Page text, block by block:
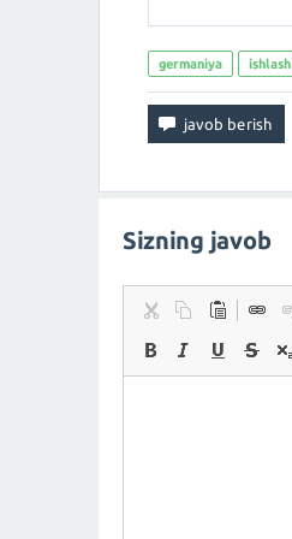
germaniya ishlash
Sizning javob